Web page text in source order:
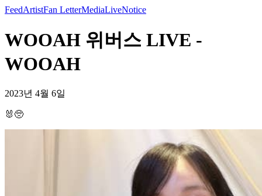
FeedArtistFan LetterMediaLiveNotice
WOOAH 위버스 LIVE -
WOOAH
2023년 4월 6일
🐰🥺